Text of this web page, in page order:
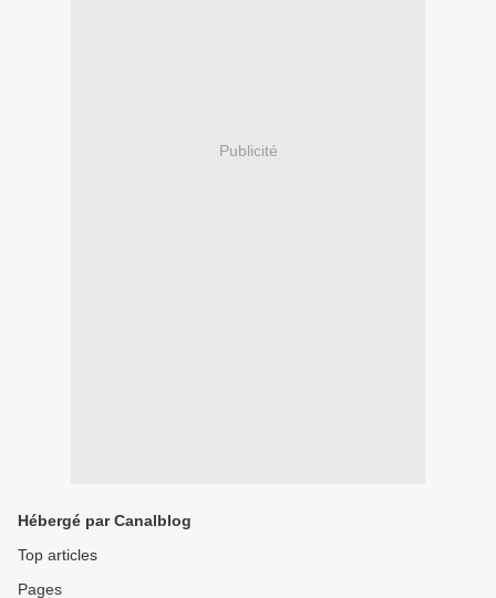
Publicité
Hébergé par Canalblog
Top articles
Pages